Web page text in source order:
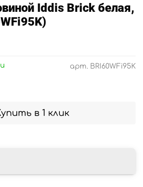
арт. BRI60WFi95K
Iddis Brick белая,
в 1 клик